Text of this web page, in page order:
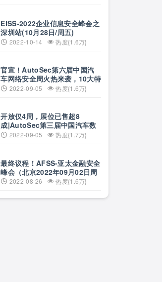
EISS-2022企业信息安全峰会之
深圳站(10月28日/周五)
2022-10-14 热度{1.6万}
官宣！AutoSec第六届中国汽
车网络安全周火热来袭，10大特
色首度曝光！1000+精准专业观
2022-09-05 热度{1.6万}
开放仅4周，展位已售超8
成|AutoSec第三届中国汽车数
据安全展9月来袭！
2022-09-05 热度{1.7万}
最终议程！AFSS-亚太金融安全
峰会（北京2022年09月02日周
五）2022-08-26 热度{1.6万}